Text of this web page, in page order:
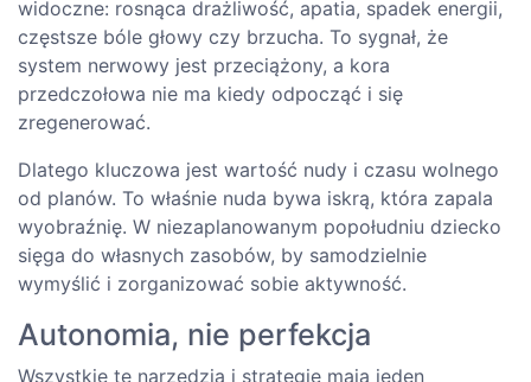
widoczne: rosnąca drażliwość, apatia, spadek energii,
częstsze bóle głowy czy brzucha. To sygnał, że
system nerwowy jest przeciążony, a kora
przedczołowa nie ma kiedy odpocząć i się
zregenerować.
Dlatego kluczowa jest wartość nudy i czasu wolnego
od planów. To właśnie nuda bywa iskrą, która zapala
wyobraźnię. W niezaplanowanym popołudniu dziecko
sięga do własnych zasobów, by samodzielnie
wymyślić i zorganizować sobie aktywność.
Autonomia, nie perfekcja
Wszystkie te narzędzia i strategie mają jeden